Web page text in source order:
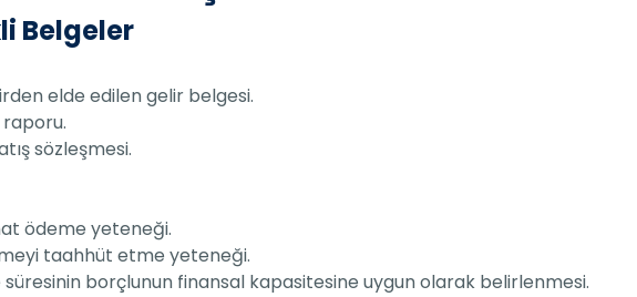
Belgeler
elde edilen gelir belgesi.
sözleşmesi.
ödeme yeteneği.
taahhüt etme yeteneği.
borçlunun finansal kapasitesine uygun olarak belirlenmesi.